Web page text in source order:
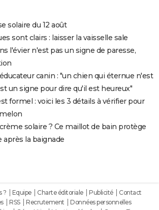
solaire du 12 août
sont clairs : laisser la vaisselle sale
l'évier n'est pas un signe de paresse,
canin : "un chien qui éternue n'est
un signe pour dire qu'il est heureux"
formel : voici les 3 détails à vérifier pour
solaire ? Ce maillot de bain protège
la baignade
? Equipe Charte éditoriale Publicité
Contact
RSS Recrutement
Données personnelles